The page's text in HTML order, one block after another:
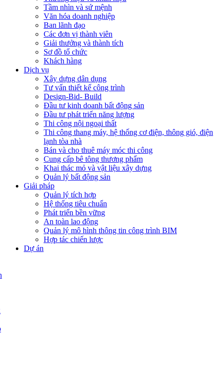
Tầm nhìn và sứ mệnh
Văn hóa doanh nghiệp
Ban lãnh đạo
Các đơn vị thành viên
Giải thưởng và thành tích
Sơ đồ tổ chức
Khách hàng
Dịch vụ
Xây dựng dân dụng
Tư vấn thiết kế công trình
Design-Bid- Build
Đầu tư kinh doanh bất động sản
Đầu tư phát triển năng lượng
Thi công nội ngoại thất
Thi công thang máy, hệ thống cơ điện, thông gió, điện
lạnh tòa nhà
Bán và cho thuê máy móc thi công
Cung cấp bê tông thương phẩm
Khai thác mỏ và vật liệu xây dựng
Quản lý bất động sản
Giải pháp
Quản lý tích hợp
Hệ thống tiêu chuẩn
Phát triển bền vững
An toàn lao động
Quản lý mô hình thông tin công trình BIM
Hợp tác chiến lược
Dự án